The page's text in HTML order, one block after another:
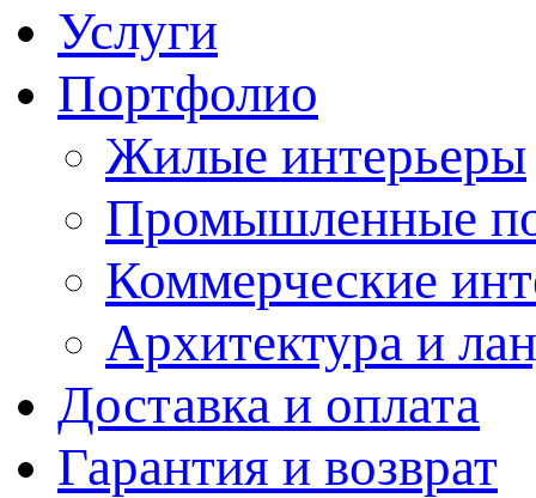
Услуги
Портфолио
Жилые интерьеры
Промышленные
Коммерческие
Архитектура и
Доставка и оплата
Гарантия и возврат